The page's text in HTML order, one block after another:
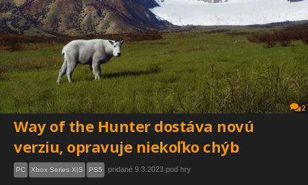
2
Way of the Hunter dostáva novú
verziu, opravuje niekoľko chýb
PC Xbox Series X|S PS5 pridané 9.3.2023 pod hry